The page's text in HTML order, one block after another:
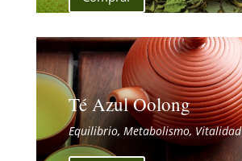
Té Azul Oolong
Equilibrio, Metabolismo, Vitalidad